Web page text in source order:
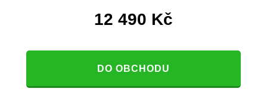
12 490 Kč
DO OBCHODU